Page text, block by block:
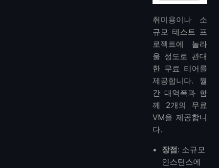
취미용이나 소
규모 테스트 프
로젝트에 놀라
울 정도로 관대
한 무료 티어를
제공합니다. 월
간 대역폭과 함
께 2개의 무료
VM을 제공합니
다.
장점: 소규모
인스턴스에